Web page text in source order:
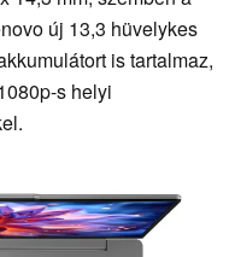
új 13,3 hüvelykes
is tartalmaz,
s helyi